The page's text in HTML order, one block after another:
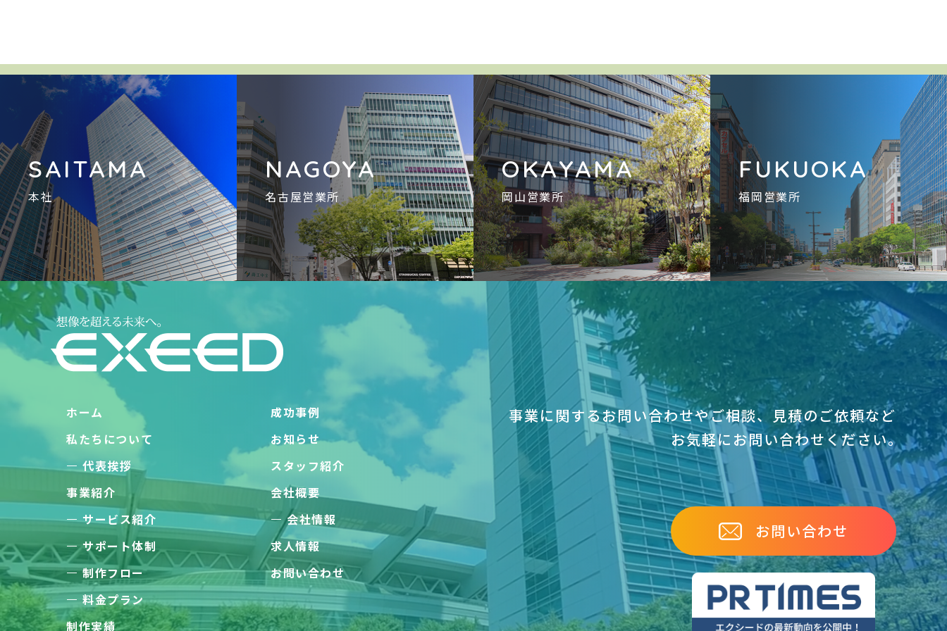
SAITAMA
本社
NAGOYA
名古屋営業所
OKAYAMA
岡山営業所
FUKUOKA
福岡営業所
ホーム
私たちについて
代表挨拶
事業紹介
サービス紹介
サポート体制
制作フロー
料金プラン
制作実績
成功事例
お知らせ
スタッフ紹介
会社概要
会社情報
求人情報
お問い合わせ
事業に関するお問い合わせやご相談、見積のご依頼など
お気軽にお問い合わせください｡
お問い合わせ